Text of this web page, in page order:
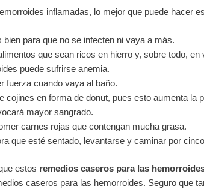
inflamadas, lo mejor que puede hacer
bien para que no se infecten ni vaya a más.
que sean ricos en hierro y, sobre todo,
puede sufrirse anemia.
fuerza cuando vaya al baño.
cojines en forma de donut, pues esto aumenta la
mayor sangrado.
carnes rojas que contengan mucha grasa.
que esté sentado, levantarse y caminar por
estos remedios caseros para las
caseros para las hemorroides. Seguro que